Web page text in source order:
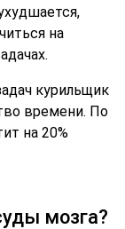
на
курильщик
времени. По
на 20%
мозга?